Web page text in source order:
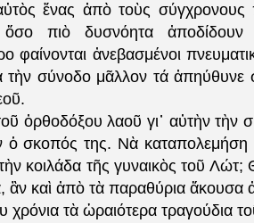
ἕνας ἀπὸ τοὺς
πιὸ δυσνόητα
φαίνονται ἀνεβασμένοι
τὴν σύνοδο μᾶλλον τά
ὀρθοδόξου λαοῦ γι᾽ αὐτὴν τὴν
ὁ σκοπός της. Νὰ καταπολεμήση
κοιλάδα τῆς γυναικὸς τοῦ
ἂν καὶ ἀπὸ τὰ παραθύρια ἄκουσα
χρόνια τὰ ὡραιότερα τραγούδια